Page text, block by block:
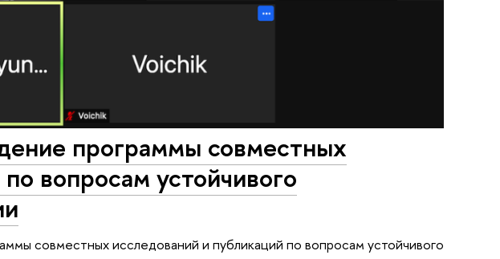
программы совместных
вопросам устойчивого
совместных исследований и публикаций по вопросам устойчивого